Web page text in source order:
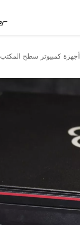
أجهزة كمبيوتر سطح المكتب